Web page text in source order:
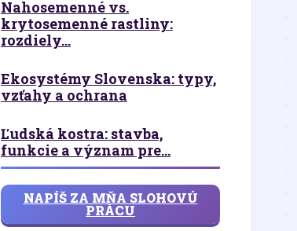
Nahosemenné vs.
krytosemenné rastliny:
rozdiely...
Ekosystémy Slovenska: typy,
vzťahy a ochrana
Ľudská kostra: stavba,
funkcie a význam pre...
NAPÍŠ ZA MŇA SLOHOVÚ
PRÁCU